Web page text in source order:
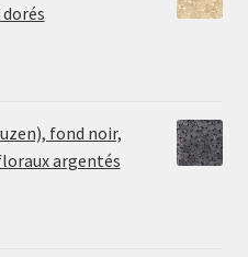
fond noir,
argentés